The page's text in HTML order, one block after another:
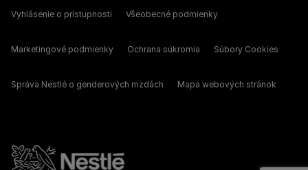
Vyhlásenie o prístupnosti Všeobecné podmienky
Marketingové podmienky Ochrana súkromia Súbory Cookies
Správa Nestlé o genderových mzdách Mapa webových stránok